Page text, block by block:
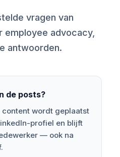
vragen van
advocacy,
antwoorden.
de posts?
content wordt geplaatst
profiel en blijft
— ook na